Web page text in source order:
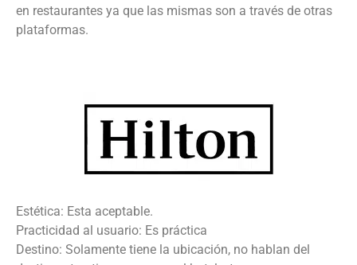
en restaurantes ya que las mismas son a través de otras
plataformas.
Estética: Esta aceptable.
Practicidad al usuario: Es práctica
Destino: Solamente tiene la ubicación, no hablan del